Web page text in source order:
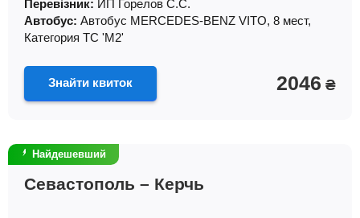
Перевізник: ИП Горелов С.С.
Автобус: Автобус MERCEDES-BENZ VITO, 8 мест,
Категория ТС 'М2'
Знайти квиток 2046 ₴
Найдешевший
Севастополь – Керчь